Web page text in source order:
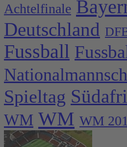
Achtelfinale
Deutschland
Fussball
Spieltag
WM WM WM